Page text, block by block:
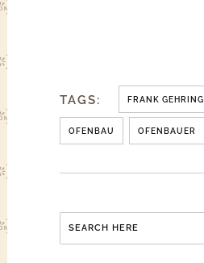
TAGS: FRANK GEHRING
OFENBAU OFENBAUER